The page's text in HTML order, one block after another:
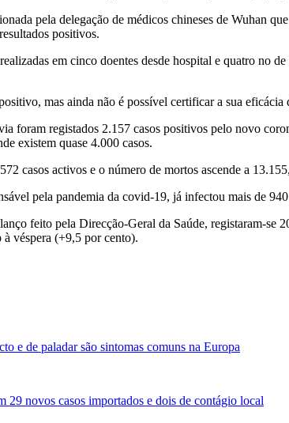
pela delegação de médicos chineses de Wuhan
positivos.
em cinco doentes desde hospital e quatro no
mas ainda não é possível certificar a sua
foram registados 2.157 casos positivos pelo novo
existem quase 4.000 casos.
casos activos e o número de mortos ascende a
pela pandemia da covid-19, já infectou mais de
feito pela Direcção-Geral da Saúde, registaram-se
véspera (+9,5 por cento).
e de paladar são sintomas comuns na Europa
29 novos casos importados e dois de contágio local